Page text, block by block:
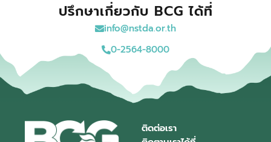
ปรึกษาเกี่ยวกับ BCG ได้ที่
info@nstda.or.th
0-2564-8000
ติดต่อเรา